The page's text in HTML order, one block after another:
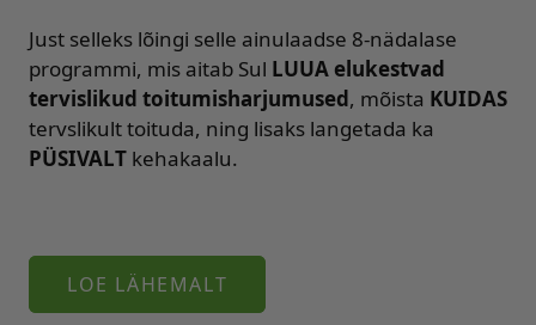
Just selleks lõingi selle ainulaadse 8-nädalase
programmi, mis aitab Sul LUUA elukestvad
tervislikud toitumisharjumused, mõista KUIDAS
tervslikult toituda, ning lisaks langetada ka
PÜSIVALT kehakaalu.
LOE LÄHEMALT